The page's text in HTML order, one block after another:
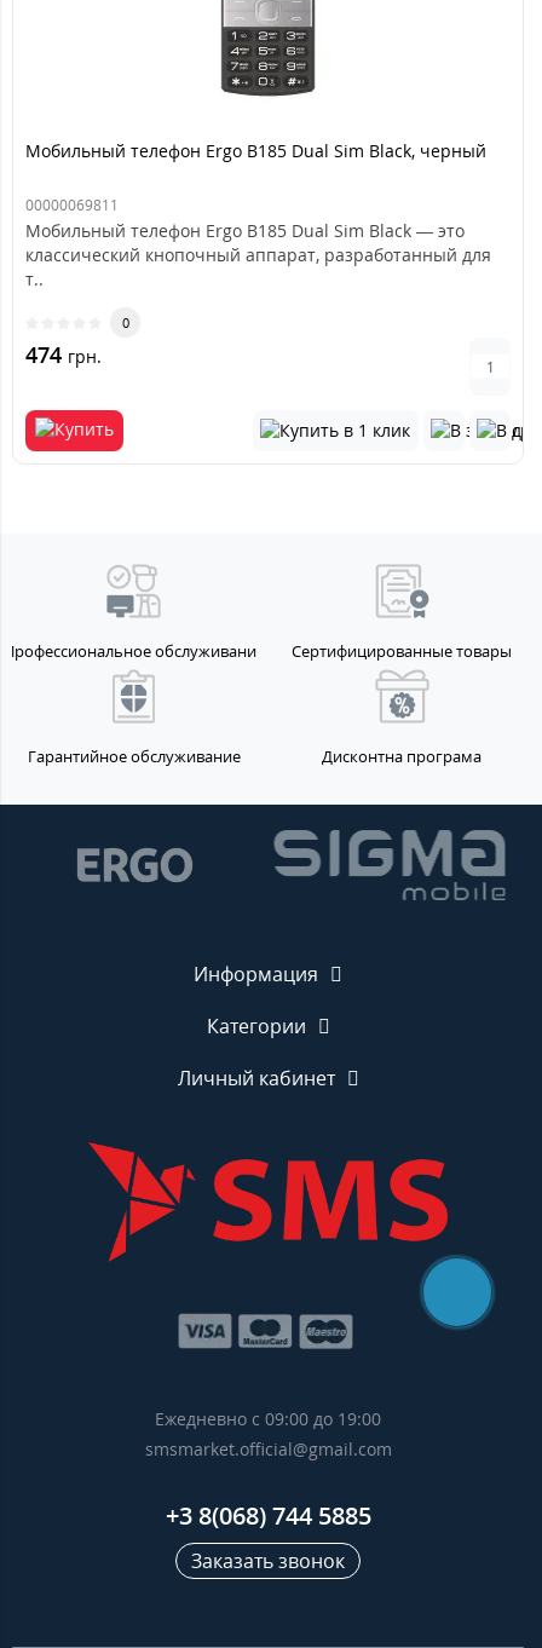
Мобильный телефон Ergo B185 Dual Sim Black, черный
00000069811
Мобильный телефон Ergo B185 Dual Sim Black — это
классический кнопочный аппарат, разработанный для
т..
0
474 грн.
Профессиональное обслуживание Сертифицированные товары
Гарантийное обслуживание Дисконтна програма
Информация
Категории
Личный кабинет
Ежедневно с 09:00 до 19:00
smsmarket.official@gmail.com
+3 8(068) 744 5885
Заказать звонок